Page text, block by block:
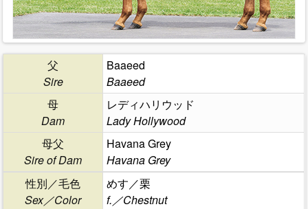
父
Sire
Baaeed
Baaeed
母
Dam
レディハリウッド
Lady Hollywood
母父
Sire of Dam
Havana Grey
Havana Grey
性別／毛色
Sex／Color
めす／栗
f.／Chestnut